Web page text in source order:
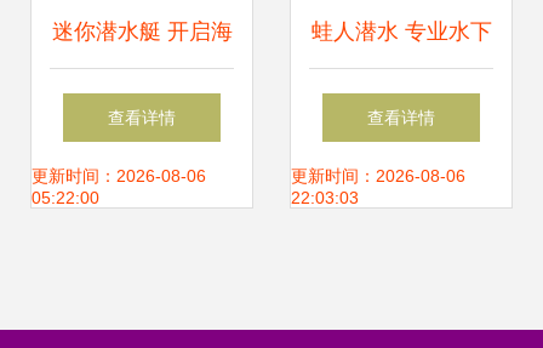
迷你潜水艇 开启海
底观光的私人盛宴
查看详情
更新时间：2026-08-06
05:22:00
蛙人潜水 专业水下
作业的守护者与先
进潜水设备的完美
查看详情
更新时间：2026-08-06
22:03:03